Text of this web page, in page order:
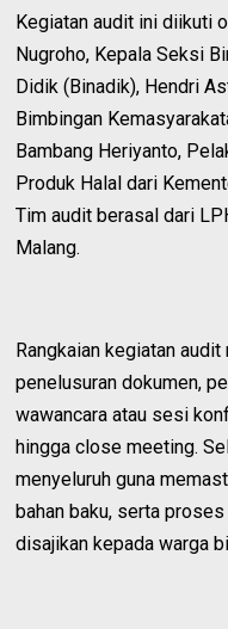
Kegiatan audit ini diikuti
Nugroho, Kepala Seksi
Didik (Binadik), Hendri
Bimbingan
Bambang Heriyanto,
Produk Halal dari
Tim audit berasal dari
Malang.
Rangkaian kegiatan
penelusuran dokumen,
wawancara atau sesi
hingga close meeting.
menyeluruh guna
bahan baku, serta
disajikan kepada warga